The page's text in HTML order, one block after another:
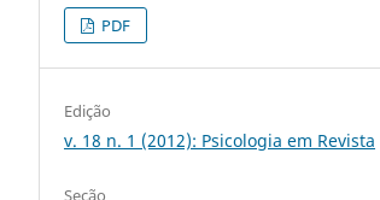
PDF
Edição
v. 18 n. 1 (2012): Psicologia em Revista
Seção